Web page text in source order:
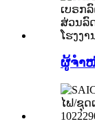
ຜູ້ຈຳໜ່